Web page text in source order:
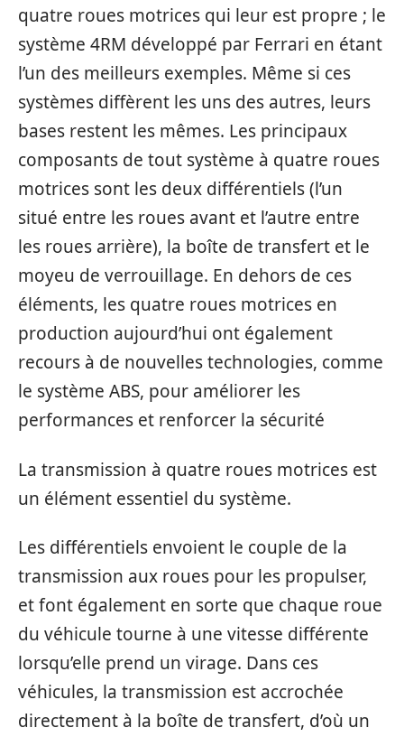
quatre roues motrices qui leur est propre ; le
système 4RM développé par Ferrari en étant
l’un des meilleurs exemples. Même si ces
systèmes diffèrent les uns des autres, leurs
bases restent les mêmes. Les principaux
composants de tout système à quatre roues
motrices sont les deux différentiels (l’un
situé entre les roues avant et l’autre entre
les roues arrière), la boîte de transfert et le
moyeu de verrouillage. En dehors de ces
éléments, les quatre roues motrices en
production aujourd’hui ont également
recours à de nouvelles technologies, comme
le système ABS, pour améliorer les
performances et renforcer la sécurité
La transmission à quatre roues motrices est
un élément essentiel du système.
Les différentiels envoient le couple de la
transmission aux roues pour les propulser,
et font également en sorte que chaque roue
du véhicule tourne à une vitesse différente
lorsqu’elle prend un virage. Dans ces
véhicules, la transmission est accrochée
directement à la boîte de transfert, d’où un